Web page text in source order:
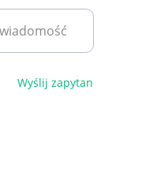
Wyślij zapytanie